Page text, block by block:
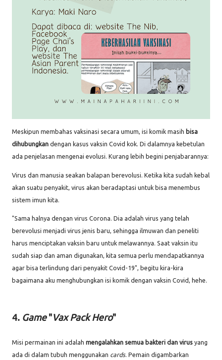
Meskipun membahas vaksinasi secara umum, isi komik masih bisa
dihubungkan dengan kasus vaksin Covid kok. Di dalamnya kebetulan
ada penjelasan mengenai evolusi. Kurang lebih begini penjabarannya:
Virus dan manusia seakan balapan berevolusi. Ketika kita sudah kebal
akan suatu penyakit, virus akan beradaptasi untuk bisa menembus
sistem imun kita.
"Sama halnya dengan virus Corona. Dia adalah virus yang telah
berevolusi menjadi virus jenis baru, sehingga ilmuwan dan peneliti
harus menciptakan vaksin baru untuk melawannya. Saat vaksin itu
sudah siap dan aman digunakan, kita semua perlu mendapatkannya
agar bisa terlindung dari penyakit Covid-19", begitu kira-kira
bagaimana aku menghubungkan isi komik dengan vaksin Covid, hehe.
4. Game"Vax Pack Hero"
Misi permainan ini adalah mengalahkan semua bakteri dan virus yang
ada di dalam tubuh menggunakan cards. Pemain digambarkan